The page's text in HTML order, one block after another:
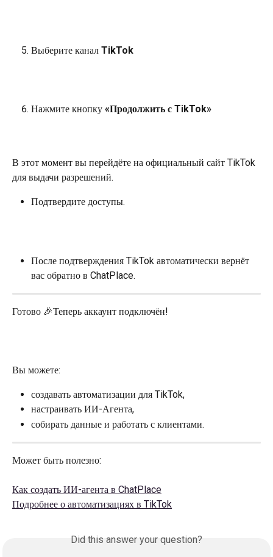
Выберите канал TikTok
Нажмите кнопку «Продолжить с TikTok»
В этот момент вы перейдёте на официальный сайт TikTok
для выдачи разрешений.
Подтвердите доступы.
После подтверждения TikTok автоматически вернёт
вас обратно в ChatPlace.
Готово 🎉Теперь аккаунт подключён!
Вы можете:
создавать автоматизации для TikTok,
настраивать ИИ-Агента,
собирать данные и работать с клиентами.
Может быть полезно:
Как создать ИИ-агента в ChatPlace
Подробнее о автоматизациях в TikTok
Did this answer your question?